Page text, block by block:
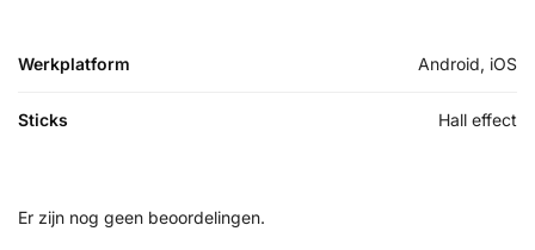
Werkplatform Android, iOS
Sticks Hall effect
Er zijn nog geen beoordelingen.